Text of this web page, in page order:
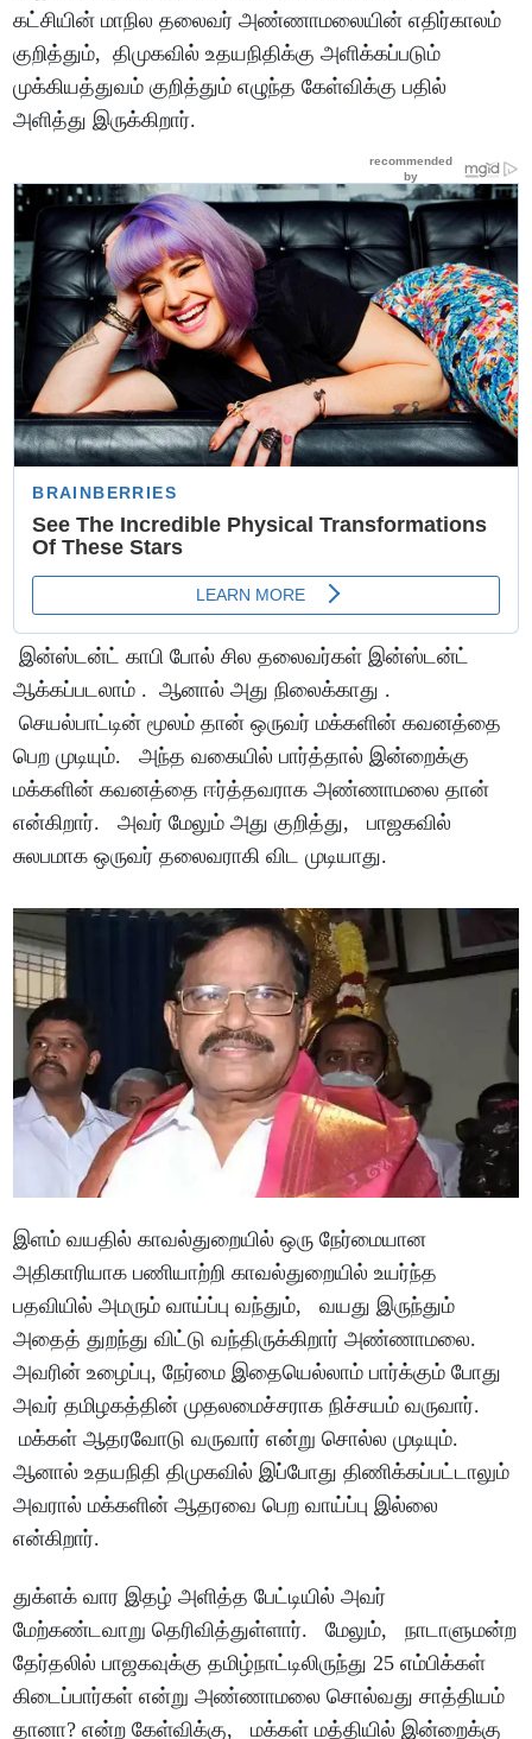
கட்சியின் மாநில தலைவர் அண்ணாமலையின் எதிர்காலம்
குறித்தும், திமுகவில் உதயநிதிக்கு அளிக்கப்படும்
முக்கியத்துவம் குறித்தும் எழுந்த கேள்விக்கு பதில்
அளித்து இருக்கிறார்.
இன்ஸ்டன்ட் காபி போல் சில தலைவர்கள் இன்ஸ்டன்ட்
ஆக்கப்படலாம் . ஆனால் அது நிலைக்காது .
செயல்பாட்டின் மூலம் தான் ஒருவர் மக்களின் கவனத்தை
பெற முடியும். அந்த வகையில் பார்த்தால் இன்றைக்கு
மக்களின் கவனத்தை ஈர்த்தவராக அண்ணாமலை தான்
என்கிறார். அவர் மேலும் அது குறித்து, பாஜகவில்
சுலபமாக ஒருவர் தலைவராகி விட முடியாது.
இளம் வயதில் காவல்துறையில் ஒரு நேர்மையான
அதிகாரியாக பணியாற்றி காவல்துறையில் உயர்ந்த
பதவியில் அமரும் வாய்ப்பு வந்தும், வயது இருந்தும்
அதைத் துறந்து விட்டு வந்திருக்கிறார் அண்ணாமலை.
அவரின் உழைப்பு, நேர்மை இதையெல்லாம் பார்க்கும் போது
அவர் தமிழகத்தின் முதலமைச்சராக நிச்சயம் வருவார்.
மக்கள் ஆதரவோடு வருவார் என்று சொல்ல முடியும்.
ஆனால் உதயநிதி திமுகவில் இப்போது திணிக்கப்பட்டாலும்
அவரால் மக்களின் ஆதரவை பெற வாய்ப்பு இல்லை
என்கிறார்.
துக்ளக் வார இதழ் அளித்த பேட்டியில் அவர்
மேற்கண்டவாறு தெரிவித்துள்ளார். மேலும், நாடாளுமன்ற
தேர்தலில் பாஜகவுக்கு தமிழ்நாட்டிலிருந்து 25 எம்பிக்கள்
கிடைப்பார்கள் என்று அண்ணாமலை சொல்வது சாத்தியம்
தானா? என்ற கேள்விக்கு, மக்கள் மத்தியில் இன்றைக்கு